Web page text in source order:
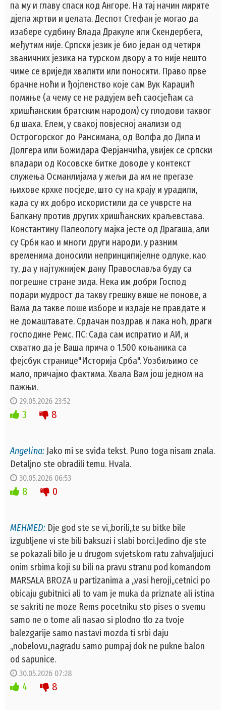
па му и главу спаси код Ангоре. На тај начин мирите
дјела жртви и џелата. Деспот Стефан је могао да
изабере судбину Влада Дракуле или Скендербега,
међутим није. Српски језик је био један од четири
званичних језика на турском двору а то није нешто
чиме се вриједи хвалити или поносити. Право прве
брачне ноћи и ђојленство које сам Вук Караџић
помиње (а чему се не радујем већ саосјећам са
хришћанским братским народом) су плодови таквог
6д шаха. Елем, у свакој повјесној анализи од
Острогорског до Рансимана, од Волфа до Дила и
Долгера или Божидара Ферјанчића, увијек се српски
владари од Косовске битке доводе у контекст
служења Османлијама у жељи да им не прегазе
њихове крхке посједе, што су на крају и урадили,
када су их добро искористили да се учврсте на
Балкану против других хришћанских краљевстава.
Константину Палеологу мајка јесте од Драгаша, али
су Срби као и многи други народи, у разним
временима доносили непринципијелне одлуке, као
ту, да у најтужнијем дану Православља буду са
погрешне стране зида. Нека им добри Господ
подари мудрост да такву грешку више не понове, а
Вама да такве лоше изборе и издаје не правдате и
не домаштавате. Срдачан поздрав и лака ноћ, драги
господине Ремс. ПС: Сада сам испратио и АИ, и
схватио да је Ваша прича о 1.500 коњаника са
фејсбук странице"Историја Срба". Уозбиљимо се
мало, причајмо фактима. Хвала Вам још једном на
пажњи.
29.05.2026 23:52
3 8
Angelina: Jako mi se sviđa tekst. Puno toga nisam znala.
Detaljno ste obradili temu. Hvala.
30.05.2026 06:53
8 0
MEHMED: Dje god ste se vi,,borili,,te su bitke bile
izgubljene vi ste bili baksuzi i slabi borci.Jedino dje ste
se pokazali bilo je u drugom svjetskom ratu zahvaljujuci
onim srbima koji su bili na pravu stranu pod komandom
MARSALA BROZA u partizanima a ,,vasi heroji,,cetnici po
obicaju gubitnici ali to vam je muka da priznate ali istina
se sakriti ne moze Rems pocetniku sto pises o svemu
samo ne o tome ali nasao si plodno tlo za tvoje
balezgarije samo nastavi mozda ti srbi daju
,,nobelovu,,nagradu samo pumpaj dok ne pukne balon
od sapunice.
30.05.2026 07:28
4 8